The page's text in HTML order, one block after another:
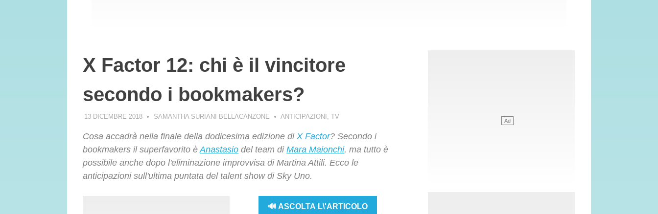
X Factor 12: chi è il vincitore
secondo i bookmakers?
13 DICEMBRE 2018 SAMANTHA SURIANI BELLACANZONE ANTICIPAZIONI , TV
Cosa accadrà nella finale della dodicesima edizione di X Factor? Secondo i
bookmakers il superfavorito èAnastasio del team di Mara Maionchi, ma tutto è
possibile anche dopo l'eliminazione improvvisa di Martina Attili. Ecco le
anticipazioni sull'ultima puntata del talent show di Sky Uno.
🔊 ASCOLTA L\'ARTICOLO